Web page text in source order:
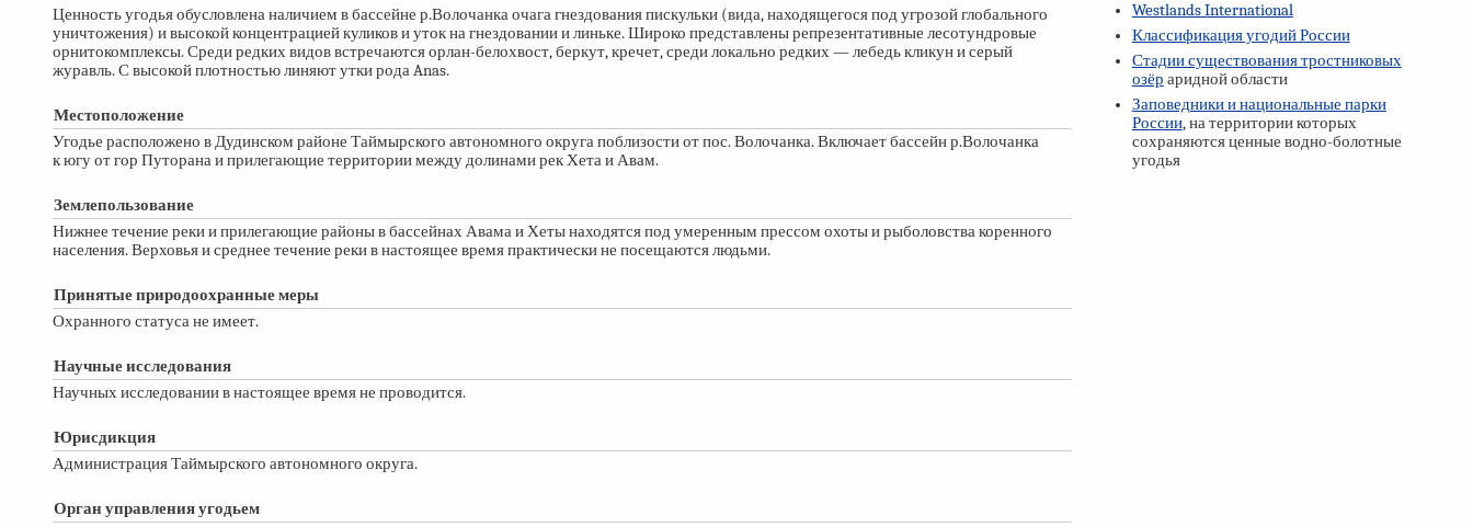
Ценность угодья обусловлена наличием в бассейне р.Волочанка очага гнездования пискульки (вида, находящегося под угрозой глобального
уничтожения) и высокой концентрацией куликов и уток на гнездовании и линьке. Широко представлены репрезентативные лесотундровые
орнитокомплексы. Среди редких видов встречаются орлан-белохвост, беркут, кречет, среди локально редких — лебедь кликун и серый
журавль. С высокой плотностью линяют утки рода Anas.
Местоположение
Угодье расположено в Дудинском районе Таймырского автономного округа поблизости от пос. Волочанка. Включает бассейн р.Волочанка
к югу от гор Путорана и прилегающие территории между долинами рек Хета и Авам.
Землепользование
Нижнее течение реки и прилегающие районы в бассейнах Авама и Хеты находятся под умеренным прессом охоты и рыболовства коренного
населения. Верховья и среднее течение реки в настоящее время практически не посещаются людьми.
Принятые природоохранные меры
Охранного статуса не имеет.
Научные исследования
Научных исследовании в настоящее время не проводится.
Юрисдикция
Администрация Таймырского автономного округа.
Орган управления угодьем
Westlands International
Классификация угодий России
Стадии существования тростниковых
озёр аридной области
Заповедники и национальные парки
России, на территории которых
сохраняются ценные водно-болотные
угодья